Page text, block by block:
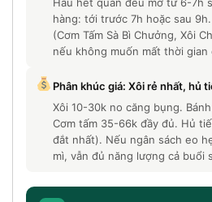
Hầu hết quán đều mở từ 6-7h
hàng: tới trước 7h hoặc sau
(Cơm Tấm Sà Bì Chưởng, Xôi
nếu không muốn mất thời gian
Phân khúc giá: Xôi rẻ nhất, hủ
Xôi 10-30k no căng bụng.
Cơm tấm 35-66k đầy đủ. Hủ
đắt nhất). Nếu ngân sách eo
mì, vẫn đủ năng lượng cả buổi